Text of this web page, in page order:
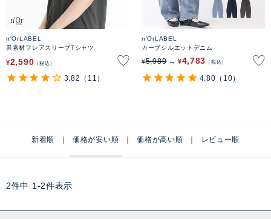
n'OrLABEL
異素材フレアスリーブTシャツ
¥2,590 税込
3.82 （11）
n'OrLABEL
カーブシルエットデニム
¥5,980 ¥4,783 税込
4.80 （10）
新着順 価格が安い順 価格が高い順 レビュー順
2件中 1 -2件表示